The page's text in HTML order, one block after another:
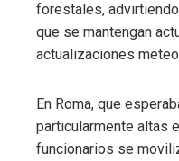
forestales,
que se mantengan
actualizaciones
En Roma, que
particularmente altas
funcionarios se